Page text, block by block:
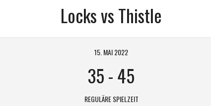
Locks vs Thistle
15. MAI 2022
35-45
REGULÄRE SPIELZEIT